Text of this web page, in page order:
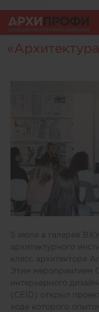
5 июля в галерее
архитектурного
класс архитектора
Этим мероприятием
интерьерного
(CEID) открыл
ходе которого